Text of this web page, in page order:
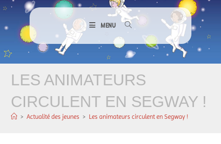
MENU
LES ANIMATEURS
CIRCULENT EN SEGWAY !
> Actualité des jeunes > Les animateurs circulent en Segway !